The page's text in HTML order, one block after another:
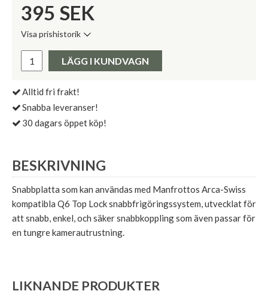
395 SEK
Visa prishistorik
Pris:
LÄGG I KUNDVAGN
Alltid fri frakt!
Snabba leveranser!
30 dagars öppet köp!
BESKRIVNING
Snabbplatta som kan användas med Manfrottos Arca-Swiss
kompatibla Q6 Top Lock snabbfrigöringssystem, utvecklat för
att snabb, enkel, och säker snabbkoppling som även passar för
en tungre kamerautrustning.
LIKNANDE PRODUKTER